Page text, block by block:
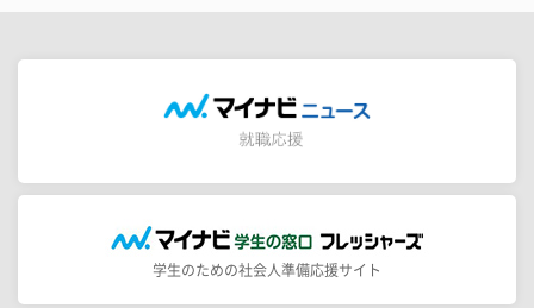
学生のための社会人準備応援サイト